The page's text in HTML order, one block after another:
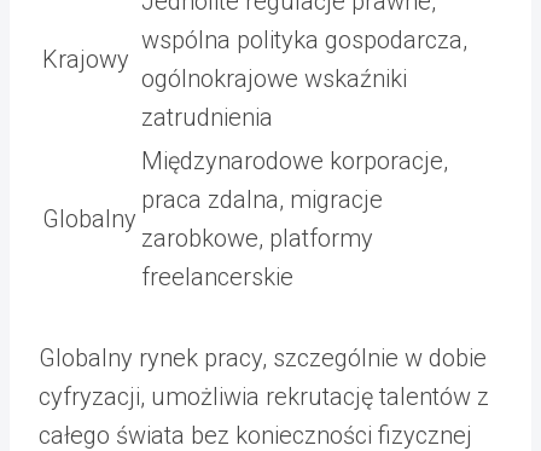
Krajowy
wspólna polityka gospodarcza,
ogólnokrajowe wskaźniki
zatrudnienia
Globalny
Międzynarodowe korporacje,
praca zdalna, migracje
zarobkowe, platformy
freelancerskie
Globalny rynek pracy, szczególnie w dobie
cyfryzacji, umożliwia rekrutację talentów z
całego świata bez konieczności fizycznej